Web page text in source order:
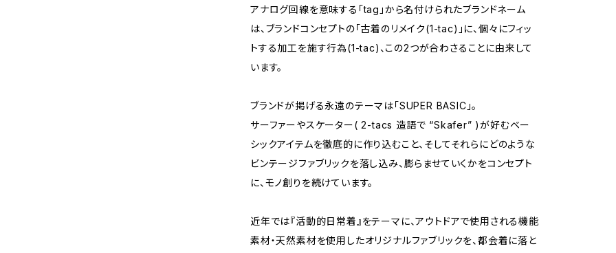
アナログ回線を意味する「tag」から名付けられたブランドネーム
は、ブランドコンセプトの「古着のリメイク(1-tac)」に、個々にフィッ
トする加工を施す行為(1-tac)、この2つが合わさることに由来して
います。
ブランドが掲げる永遠のテーマは「SUPER BASIC」。
サーファーやスケーター( 2-tacs 造語で “Skafer” )が好むベー
シックアイテムを徹底的に作り込むこと、そしてそれらにどのような
ビンテージファブリックを落し込み、膨らませていくかをコンセプト
に、モノ創りを続けています。
近年では『活動的日常着』をテーマに、アウトドアで使用される機能
素材・天然素材を使用したオリジナルファブリックを、都会着に落と